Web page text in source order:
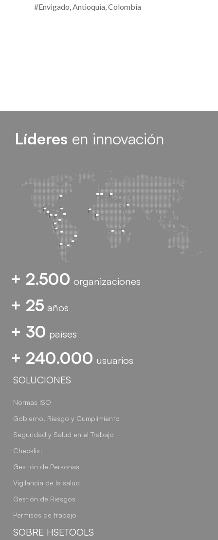
#Envigado, Antioquia, Colombia
Líderes en innovación
+ 2.500 organizaciones
+ 25 años
+ 30 países
+ 240.000 usuarios
SOLUCIONES
Normas ISO
Gobierno, Riesgo y Cumplimiento
Seguridad y Salud en el Trabajo
Checklist
Gestión de Personas
Vigilancia de la salud
Gestión de Riesgos
Permisos de trabajo
SOBRE HSETOOLS